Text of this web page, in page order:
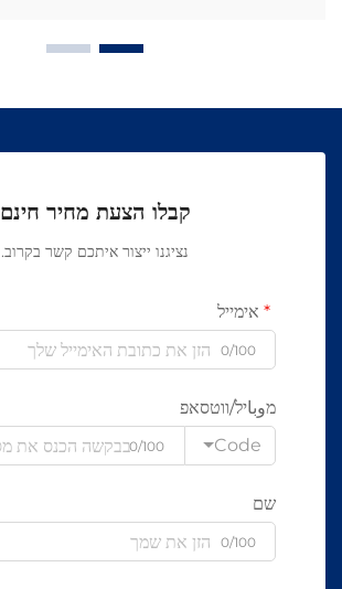
קבלו הצעת מחיר חינם
נציגנו ייצור איתכם קשר בקרוב.
אימייל
0/100
מوباיל/ווטסאפ
Code
0/100
שם
0/100